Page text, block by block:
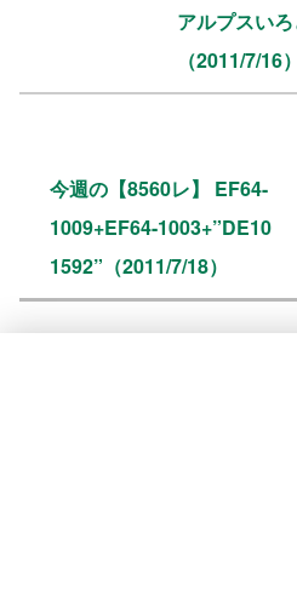
アルプスい
（2011/7/16）
今週の【8560レ】 EF64-
1009+EF64-1003+”DE10
1592”（2011/7/18）